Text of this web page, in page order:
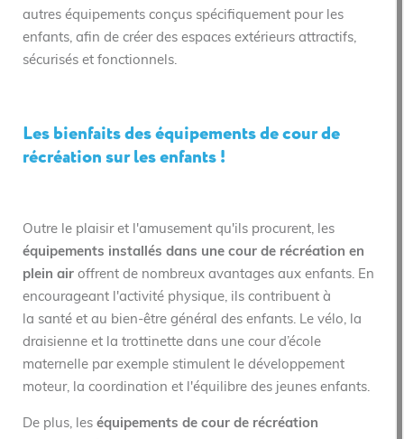
autres équipements conçus spécifiquement pour les
enfants, afin de créer des espaces extérieurs attractifs,
sécurisés et fonctionnels.
Les bienfaits des équipements de cour de
récréation sur les enfants !
Outre le plaisir et l'amusement qu'ils procurent, les
équipements installés dans une cour de récréation en
plein air offrent de nombreux avantages aux enfants. En
encourageant l'activité physique, ils contribuent à
la santé et au bien-être général des enfants. Le vélo, la
draisienne et la trottinette dans une cour d’école
maternelle par exemple stimulent le développement
moteur, la coordination et l'équilibre des jeunes enfants.
De plus, les équipements de cour de récréation